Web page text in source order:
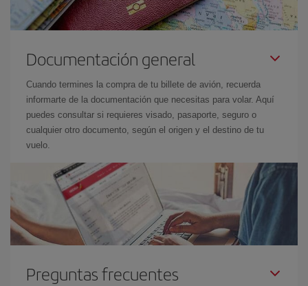
Documentación general
Cuando termines la compra de tu billete de avión, recuerda
informarte de la documentación que necesitas para volar. Aquí
puedes consultar si requieres visado, pasaporte, seguro o
cualquier otro documento, según el origen y el destino de tu
vuelo.
Preguntas frecuentes